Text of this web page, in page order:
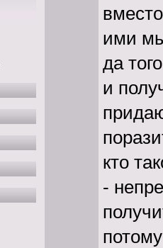
ими
да
и
кто
-